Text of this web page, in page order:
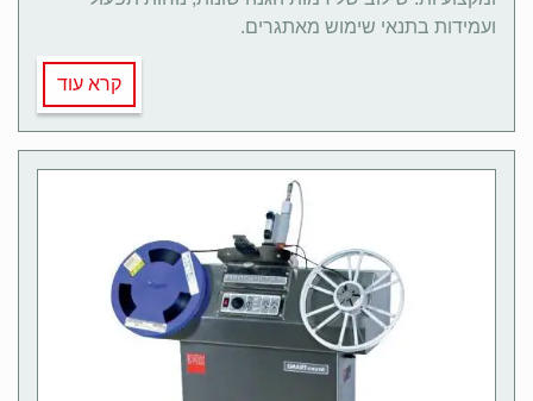
ועמידות בתנאי שימוש מאתגרים.
קרא עוד